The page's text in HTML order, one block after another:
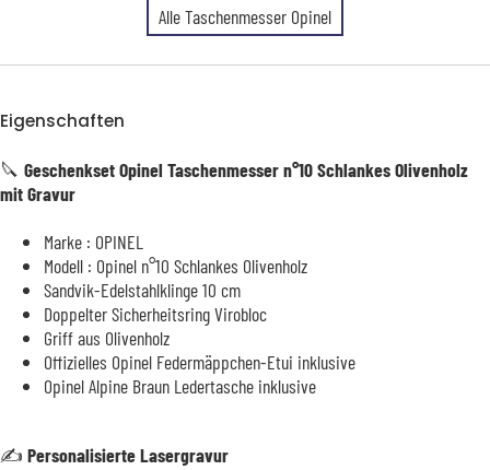
Alle Taschenmesser Opinel
Eigenschaften
🔪 Geschenkset Opinel Taschenmesser n°10 Schlankes Olivenholz
mit Gravur
Marke : OPINEL
Modell : Opinel n°10 Schlankes Olivenholz
Sandvik-Edelstahlklinge 10 cm
Doppelter Sicherheitsring Virobloc
Griff aus Olivenholz
Offizielles Opinel Federmäppchen-Etui inklusive
Opinel Alpine Braun Ledertasche inklusive
✍️ Personalisierte Lasergravur